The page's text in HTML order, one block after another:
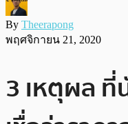
By Theerapong
พฤศจิกายน 21, 2020
3 เหตุผล